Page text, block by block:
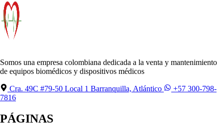
Somos una empresa colombiana dedicada a la venta y mantenimiento
de equipos biomédicos y dispositivos médicos
Cra. 49C #79-50 Local 1 Barranquilla, Atlántico
+57 300-798-
7816
PÁGINAS